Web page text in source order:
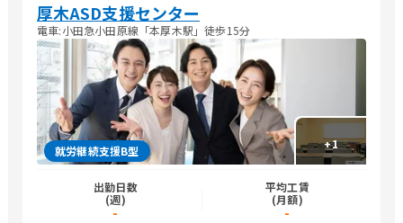
厚木ASD支援センター
電車:小田急小田原線「本厚木駅」徒歩15分
+1
就労継続支援B型
出勤日数
(週)
-
平均工賃
(月額)
-